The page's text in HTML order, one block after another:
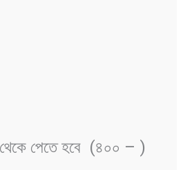
পেতে হবে (৪০০ – )